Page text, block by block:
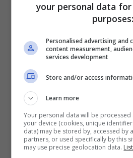
your personal data
purposes:
Personalised advertising and
content measurement,
services development
Store and/or access
Learn more
Your personal data will be
your device (cookies, unique
data) may be stored by, accessed by
partners, or used specifically by this
may use precise geolocation data.